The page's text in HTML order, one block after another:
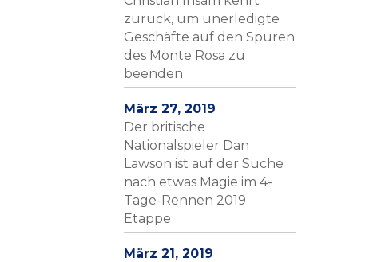
zurück, um unerledigte
Geschäfte auf den Spuren
des Monte Rosa zu
beenden
März 27, 2019
Der britische
Nationalspieler Dan
Lawson ist auf der Suche
nach etwas Magie im 4-
Tage-Rennen 2019
Etappe
März 21, 2019